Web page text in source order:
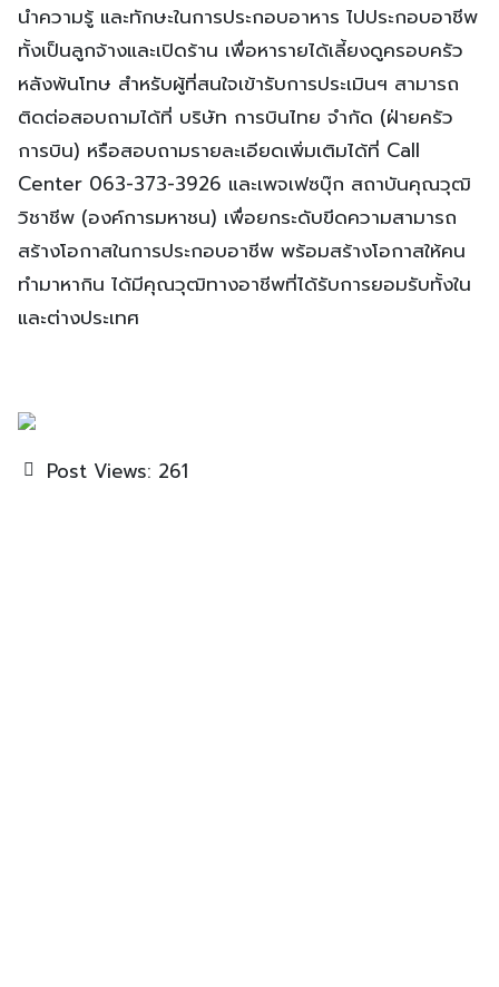
นำความรู้ และทักษะในการประกอบอาหาร ไปประกอบอาชีพ
ทั้งเป็นลูกจ้างและเปิดร้าน เพื่อหารายได้เลี้ยงดูครอบครัว
หลังพ้นโทษ สำหรับผู้ที่สนใจเข้ารับการประเมินฯ สามารถ
ติดต่อสอบถามได้ที่ บริษัท การบินไทย จำกัด (ฝ่ายครัว
การบิน) หรือสอบถามรายละเอียดเพิ่มเติมได้ที่ Call
Center 063-373-3926 และเพจเฟซบุ๊ก สถาบันคุณวุฒิ
วิชาชีพ (องค์การมหาชน) เพื่อยกระดับขีดความสามารถ
สร้างโอกาสในการประกอบอาชีพ พร้อมสร้างโอกาสให้คน
ทำมาหากิน ได้มีคุณวุฒิทางอาชีพที่ได้รับการยอมรับทั้งใน
และต่างประเทศ
Post Views: 261